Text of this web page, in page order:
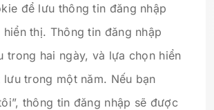
để lưu thông tin đăng nhập
thị. Thông tin đăng nhập
trong hai ngày, và lựa chọn hiển
lưu trong một năm. Nếu bạn
thông tin đăng nhập sẽ được